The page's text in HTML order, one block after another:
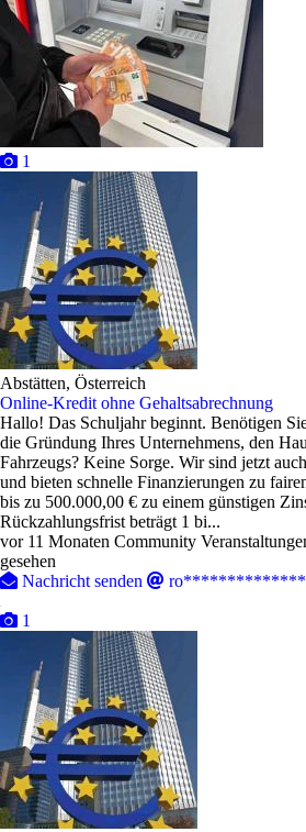
1
Abstätten, Österreich
Online-Kredit ohne Gehaltsabrechnung
Hallo! Das Schuljahr beginnt. Benötigen
die Gründung Ihres Unternehmens, den
Fahrzeugs? Keine Sorge. Wir sind jetzt
und bieten schnelle Finanzierungen zu
bis zu 500.000,00 € zu einem günstigen
Rückzahlungsfrist beträgt 1 bi...
vor 11 Monaten Community
gesehen
Nachricht senden
1